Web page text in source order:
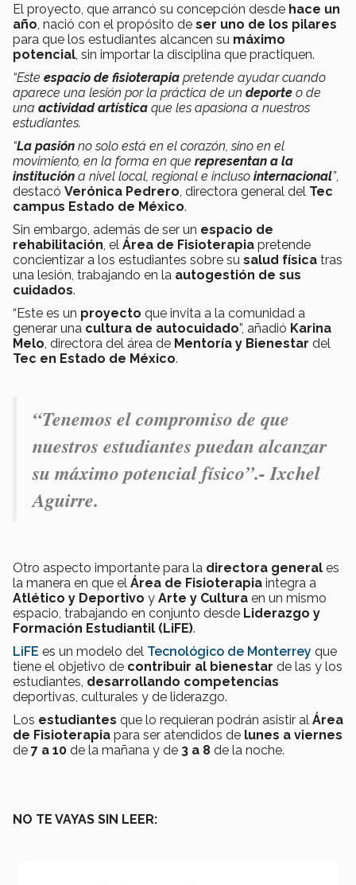
El proyecto, que arrancó su concepción desde hace un
año , nació con el propósito de ser uno de los pilares
para que los estudiantes alcancen su máximo
potencial , sin importar la disciplina que practiquen.
“Este espacio de fisioterapia pretende ayudar cuando
aparece una lesión por la práctica de un deporte o de
una actividad artística que les apasiona a nuestros
estudiantes.
“La pasión no solo está en el corazón, sino en el
movimiento, en la forma en que representan a la
institución a nivel local, regional e incluso internacional”,
destacó Verónica Pedrero , directora general del Tec
campus Estado de México.
Sin embargo, además de ser un espacio de
rehabilitación , el Área de Fisioterapia pretende
concientizar a los estudiantes sobre su salud física tras
una lesión, trabajando en la autogestión de sus
cuidados.
“Este es un proyecto que invita a la comunidad a
generar una cultura de autocuidado”, añadió Karina
Melo , directora del área de Mentoría y Bienestar del
Tec en Estado de México.
“Tenemos el compromiso de que
nuestros estudiantes puedan alcanzar
su máximo potencial físico”.- Ixchel
Aguirre.
Otro aspecto importante para la directora general es
la manera en que el Área de Fisioterapia integra a
Atlético y Deportivo y Arte y Cultura en un mismo
espacio, trabajando en conjunto desde Liderazgo y
Formación Estudiantil (LiFE).
LiFE es un modelo del Tecnológico de Monterrey que
tiene el objetivo de contribuir al bienestar de las y los
estudiantes, desarrollando competencias
deportivas, culturales y de liderazgo.
Los estudiantes que lo requieran podrán asistir al Área
de Fisioterapia para ser atendidos de lunes a viernes
de 7 a 10 de la mañana y de 3 a 8 de la noche.
NO TE VAYAS SIN LEER: